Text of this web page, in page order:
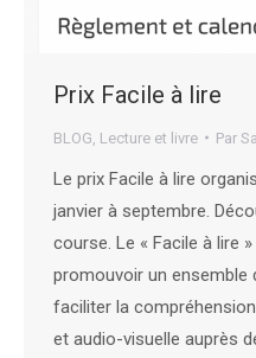
Prix Facile à lire
BLOG Lecture et livre Par
Le prix Facile à lire
janvier à septembre.
course. Le « Facile à lire
promouvoir un ensemble
faciliter la
et audio-visuelle auprès